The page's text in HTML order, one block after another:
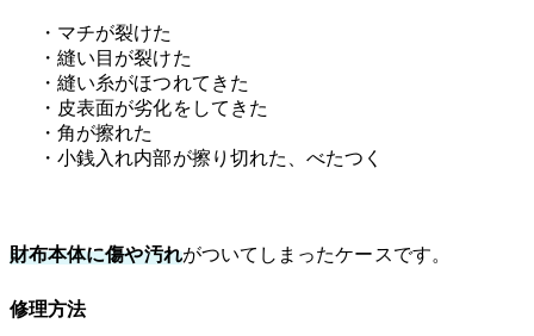
・マチが裂けた
・縫い目が裂けた
・縫い糸がほつれてきた
・皮表面が劣化をしてきた
・角が擦れた
・小銭入れ内部が擦り切れた、べたつく
財布本体に傷や汚れがついてしまったケースです。
修理方法